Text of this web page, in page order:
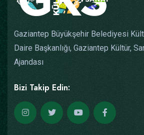
Gaziantep Büyükşehir Belediyesi
Daire Başkanlığı, Gaziantep Kültür,
Ajandası
Bizi Takip Edin: